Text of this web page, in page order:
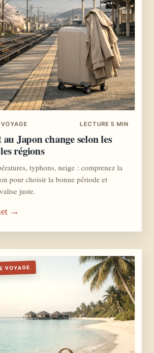
LECTURE 5 MIN
Japon change selon les
régions
typhons, neige : comprenez la
pour choisir la bonne période et
juste.
→
VOYAGE